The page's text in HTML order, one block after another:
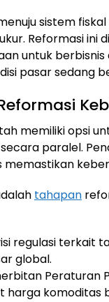
sistem
Reformasi ini
untuk
pasar sedang
memiliki opsi
paralel.
memastikan
tahapan
regulasi terkait
global.
Peraturan
harga komoditas